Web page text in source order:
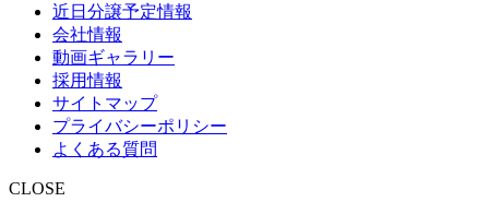
近日分譲予定情報
会社情報
動画ギャラリー
採用情報
サイトマップ
プライバシーポリシー
よくある質問
CLOSE